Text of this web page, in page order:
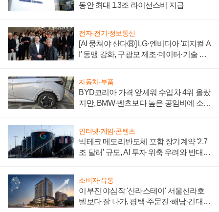
동안 최대 1.3조 라이선스비 지급
전자·전기·정보통신
[AI 뭉쳐야 산다⑧] LG·엔비디아 '피지컬 A
I' 동맹 강화, 구광모 제조·데이터·기술 결
자동차·부품
BYD코리아 가격 앞세워 수입차 4위 올랐
지만, BMW·벤츠보다 높은 공임비에 소비
인터넷·게임·콘텐츠
빅테크 메모리반도체 포함 장기계약 '2.7
조 달러' 규모, AI 투자 위축 우려와 반대
소비자·유통
이부진 야심작 '신라스테이' 서울신라호
텔보다 잘 나가, 평택·주문진·해남·건대로